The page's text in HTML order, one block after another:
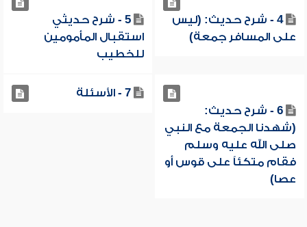
4 - شرح حديث: (ليس
على المسافر جمعة)
5 - شرح حديثي
استقبال المأمومين
للخطيب
6 - شرح حديث:
(شهدنا الجمعة مع النبي
صلى الله عليه وسلم
فقام متكئاً على قوس أو
عصا)
7 - الأسئلة